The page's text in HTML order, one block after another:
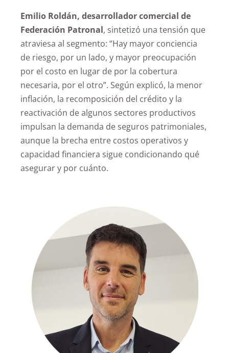
Emilio Roldán, desarrollador comercial de
Federación Patronal, sintetizó una tensión que
atraviesa al segmento: “Hay mayor conciencia
de riesgo, por un lado, y mayor preocupación
por el costo en lugar de por la cobertura
necesaria, por el otro”. Según explicó, la menor
inflación, la recomposición del crédito y la
reactivación de algunos sectores productivos
impulsan la demanda de seguros patrimoniales,
aunque la brecha entre costos operativos y
capacidad financiera sigue condicionando qué
asegurar y por cuánto.